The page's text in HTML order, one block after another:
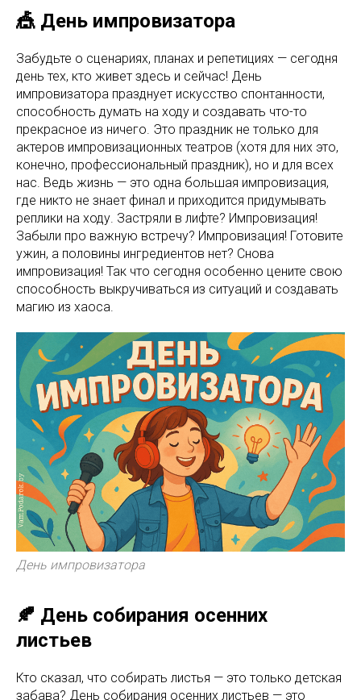
🎪 День импровизатора
Забудьте о сценариях, планах и репетициях — сегодня
день тех, кто живет здесь и сейчас! День
импровизатора празднует искусство спонтанности,
способность думать на ходу и создавать что-то
прекрасное из ничего. Это праздник не только для
актеров импровизационных театров (хотя для них это,
конечно, профессиональный праздник), но и для всех
нас. Ведь жизнь — это одна большая импровизация,
где никто не знает финал и приходится придумывать
реплики на ходу. Застряли в лифте? Импровизация!
Забыли про важную встречу? Импровизация! Готовите
ужин, а половины ингредиентов нет? Снова
импровизация! Так что сегодня особенно цените свою
способность выкручиваться из ситуаций и создавать
магию из хаоса.
День импровизатора
🍂 День собирания осенних
листьев
Кто сказал, что собирать листья — это только детская
забава? День собирания осенних листьев — это